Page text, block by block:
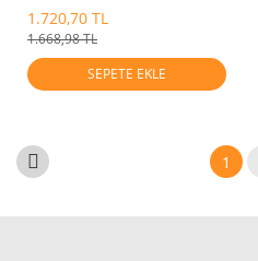
1.720,70 TL
1.668,98 TL
SEPETE EKLE
1